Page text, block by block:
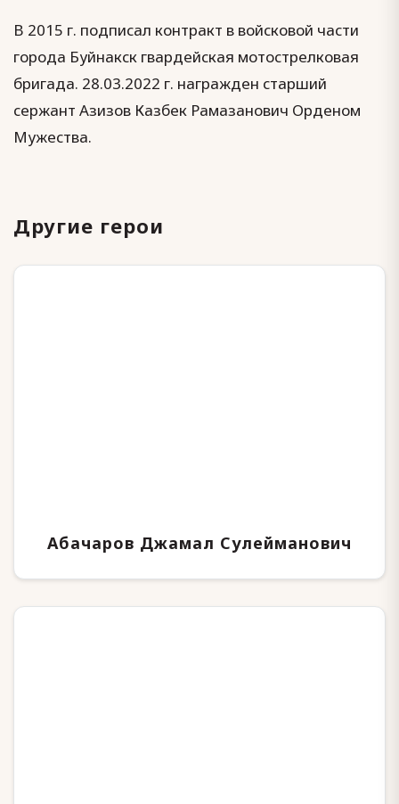
В 2015 г. подписал контракт в войсковой части
города Буйнакск гвардейская мотострелковая
бригада. 28.03.2022 г. награжден старший
сержант Азизов Казбек Рамазанович Орденом
Мужества.
Другие герои
Абачаров Джамал Сулейманович